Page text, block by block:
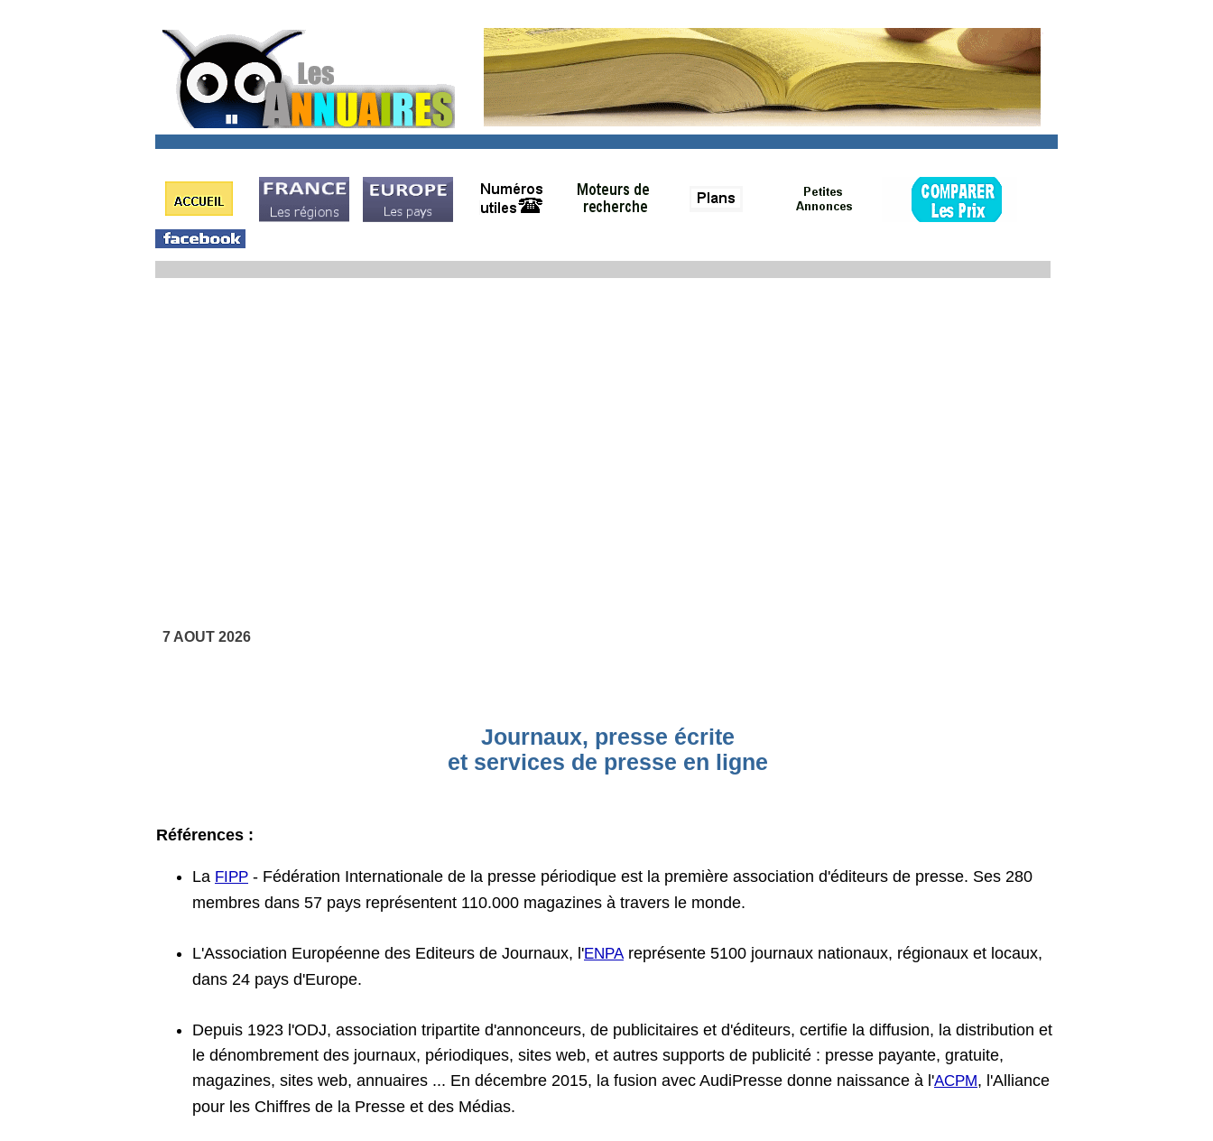
7 AOUT 2026
Journaux, presse écrite
et services de presse en ligne
Références :
La FIPP - Fédération Internationale de la presse périodique est la première association d'éditeurs de presse. Ses 280
membres dans 57 pays représentent 110.000 magazines à travers le monde.
L'Association Européenne des Editeurs de Journaux, l'ENPAreprésente 5100 journaux nationaux, régionaux et locaux,
dans 24 pays d'Europe.
Depuis 1923 l'ODJ, association tripartite d'annonceurs, de publicitaires et d'éditeurs, certifie la diffusion, la distribution et
le dénombrement des journaux, périodiques, sites web, et autres supports de publicité : presse payante, gratuite,
magazines, sites web, annuaires ... En décembre 2015, la fusion avec AudiPresse donne naissance à l'ACPM, l'Alliance
pour les Chiffres de la Presse et des Médias.